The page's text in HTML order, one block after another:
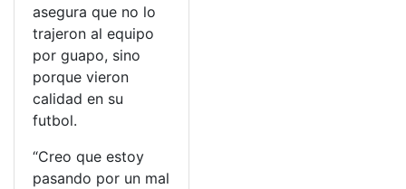
asegura que no lo
trajeron al equipo
por guapo, sino
porque vieron
calidad en su
futbol.
“Creo que estoy
pasando por un mal